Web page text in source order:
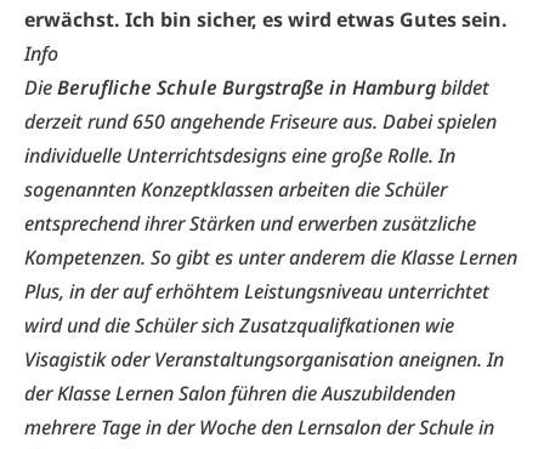
erwächst. Ich bin sicher, es wird etwas Gutes sein.
Info
DieBerufliche Schule Burgstraße in Hamburgbildet
derzeit rund 650 angehende Friseure aus. Dabei spielen
individuelle Unterrichtsdesigns eine große Rolle. In
sogenannten Konzeptklassen arbeiten die Schüler
entsprechend ihrer Stärken und erwerben zusätzliche
Kompetenzen. So gibt es unter anderem die Klasse Lernen
Plus, in der auf erhöhtem Leistungsniveau unterrichtet
wird und die Schüler sich Zusatzqualifkationen wie
Visagistik oder Veranstaltungsorganisation aneignen. In
der Klasse Lernen Salon führen die Auszubildenden
mehrere Tage in der Woche den Lernsalon der Schule in